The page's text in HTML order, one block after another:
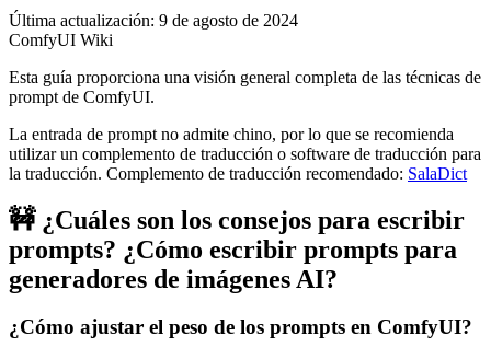
Última actualización: 9 de agosto de 2024
ComfyUI Wiki
Esta guía proporciona una visión general completa de las técnicas de
prompt de ComfyUI.
La entrada de prompt no admite chino, por lo que se recomienda
utilizar un complemento de traducción o software de traducción para
la traducción. Complemento de traducción recomendado: SalaDict
🚧 ¿Cuáles son los consejos para escribir
prompts? ¿Cómo escribir prompts para
generadores de imágenes AI?
¿Cómo ajustar el peso de los prompts en ComfyUI?